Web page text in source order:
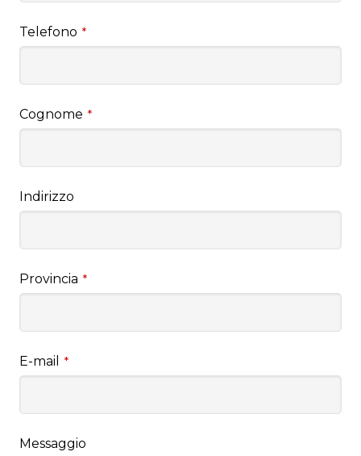
Telefono *
Cognome *
Indirizzo
Provincia *
E-mail *
Messaggio